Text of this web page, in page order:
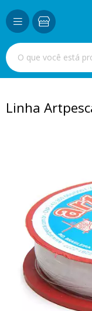
Linha